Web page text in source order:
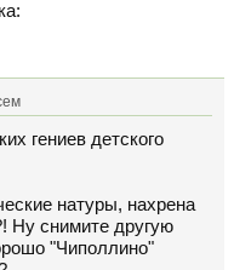
гениев детского
натуры, нахрена
Ну снимите другую
"Чиполлино"